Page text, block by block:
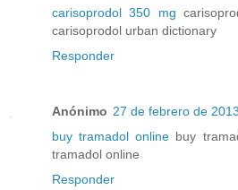
carisoprodol 350 mg
carisoprodol urban dictionary
Responder
Anónimo 27 de febrero de
buy tramadol online buy
tramadol online
Responder